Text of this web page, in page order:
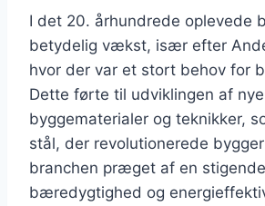
I det 20. århundrede oplevede
betydelig vækst, især efter
hvor der var et stort behov for
Dette førte til udviklingen af nye
byggematerialer og teknikker,
stål, der revolutionerede
branchen præget af en
bæredygtighed og